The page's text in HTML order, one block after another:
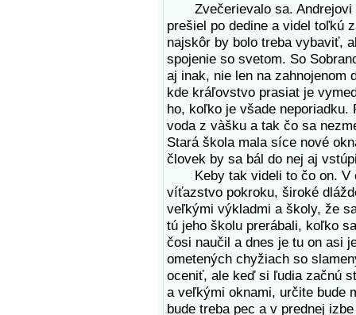
Zvečerievalo sa. Andrejovi
prešiel po dedine a videl toľkú
najskôr by bolo treba vybaviť,
spojenie so svetom. So
aj inak, nie len na zahnojenom
kde kráľovstvo prasiat je
ho, koľko je všade
voda z vàšku a tak čo sa
Stará škola mala síce nové
človek by sa bál do nej aj
Keby tak videli to čo on. V
víťazstvo pokroku, široké
veľkými výkladmi a školy, že
tú jeho školu prerábali, koľko
čosi naučil a dnes je tu on asi
ometených chyžiach so
oceniť, ale keď si ľudia začnú
a veľkými oknami, určite bude
bude treba pec a v prednej